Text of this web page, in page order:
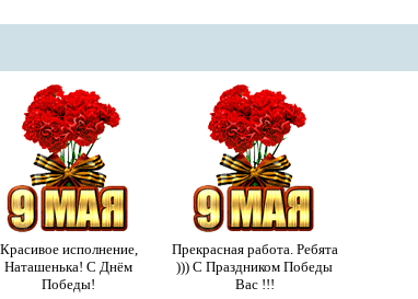
Красивое исполнение,
Наташенька! С Днём
Победы!
Прекрасная работа. Ребята
))) С Праздником Победы
Вас !!!